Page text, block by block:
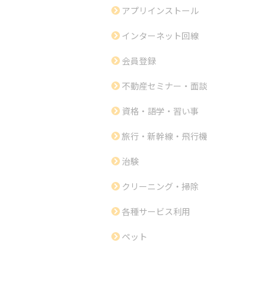
アプリインストール
インターネット回線
会員登録
不動産セミナー・面談
資格・語学・習い事
旅行・新幹線・飛行機
治験
クリーニング・掃除
各種サービス利用
ペット